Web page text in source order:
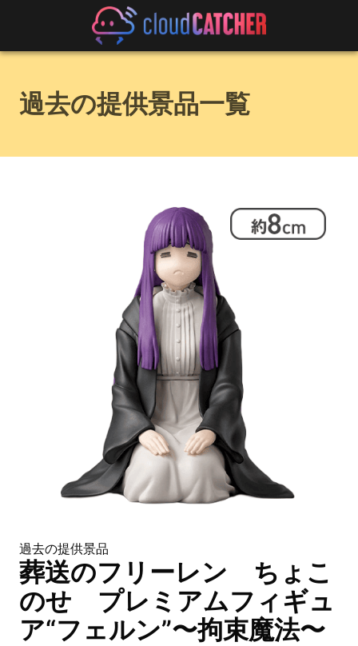
過去の提供景品一覧
過去の提供景品
葬送のフリーレン ちょこ
のせ プレミアムフィギュ
ア“フェルン”〜拘束魔法〜